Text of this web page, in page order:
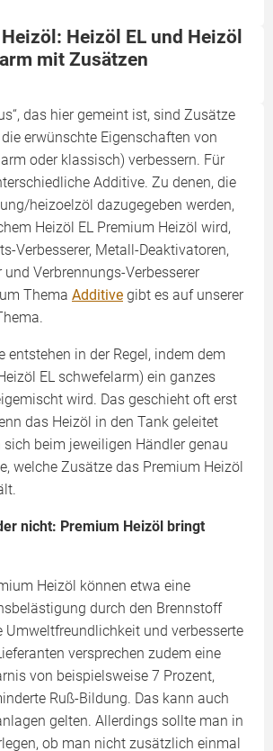
Heizöl EL und Heizöl
mit Zusätzen
das hier gemeint ist, sind Zusätze
erwünschte Eigenschaften von
oder klassisch) verbessern. Für
Additive. Zu denen, die
heizoelzöl dazugegeben werden,
Heizöl EL Premium Heizöl wird,
Verbesserer, Metall-Deaktivatoren,
und Verbrennungs-Verbesserer
Thema Additive gibt es auf unserer
entstehen in der Regel, indem dem
EL schwefelarm) ein ganzes
wird. Das geschieht oft erst
das Heizöl in den Tank geleitet
beim jeweiligen Händler genau
welche Zusätze das Premium Heizöl
nicht: Premium Heizöl bringt
Heizöl können etwa eine
durch den Brennstoff
Umweltfreundlichkeit und verbesserte
versprechen zudem eine
von beispielsweise 7 Prozent,
Ruß-Bildung. Das kann auch
gelten. Allerdings sollte man in
ob man nicht zusätzlich einmal